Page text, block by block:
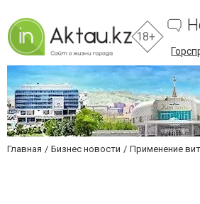
18+
Главная Бизнес новости Применение